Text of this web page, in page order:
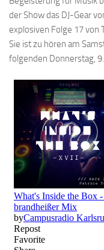
der Show das DJ-Gear
explosiven Folge 17 von
Sie ist zu hören am
folgenden Donnerstag,